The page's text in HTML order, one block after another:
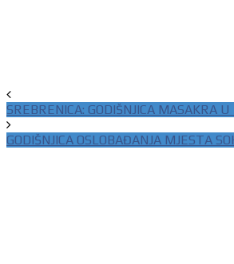
SREBRENICA: GODIŠNJICA MASAKRA U
GODIŠNJICA OSLOBAĐANJA MJESTA